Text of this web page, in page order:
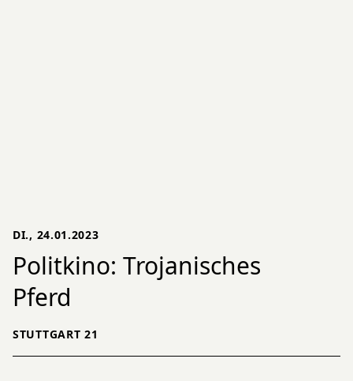
DI., 24.01.2023
Politkino: Trojanisches
Pferd
STUTTGART 21